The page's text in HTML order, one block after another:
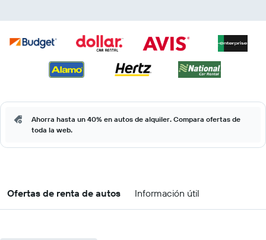
Ahorra hasta un 40% en autos de alquiler. Compara ofertas de
toda la web.
Ofertas de renta de autos Información útil